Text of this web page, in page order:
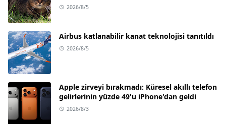
2026/8/5
Airbus katlanabilir kanat teknolojisi tanıtıldı
2026/8/5
Apple zirveyi bırakmadı: Küresel akıllı telefon
gelirlerinin yüzde 49'u iPhone'dan geldi
2026/8/3